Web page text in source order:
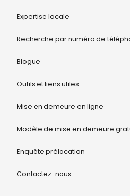
Expertise locale
Recherche par numéro de
Blogue
Outils et liens utiles
Mise en demeure en ligne
Modèle de mise en demeure
Enquête prélocation
Contactez-nous